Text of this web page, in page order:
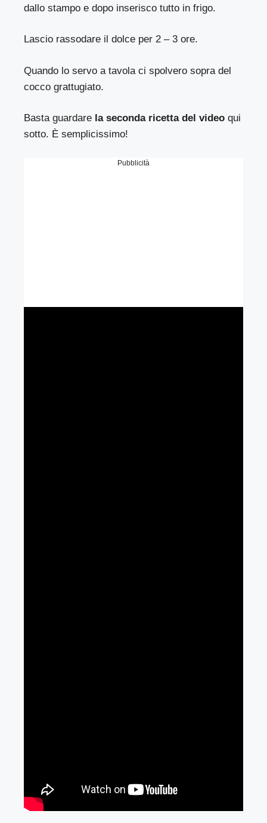
dallo stampo e dopo inserisco tutto in frigo.
Lascio rassodare il dolce per 2 – 3 ore.
Quando lo servo a tavola ci spolvero sopra del
cocco grattugiato.
Basta guardare la seconda ricetta del video qui
sotto. È semplicissimo!
Pubblicità